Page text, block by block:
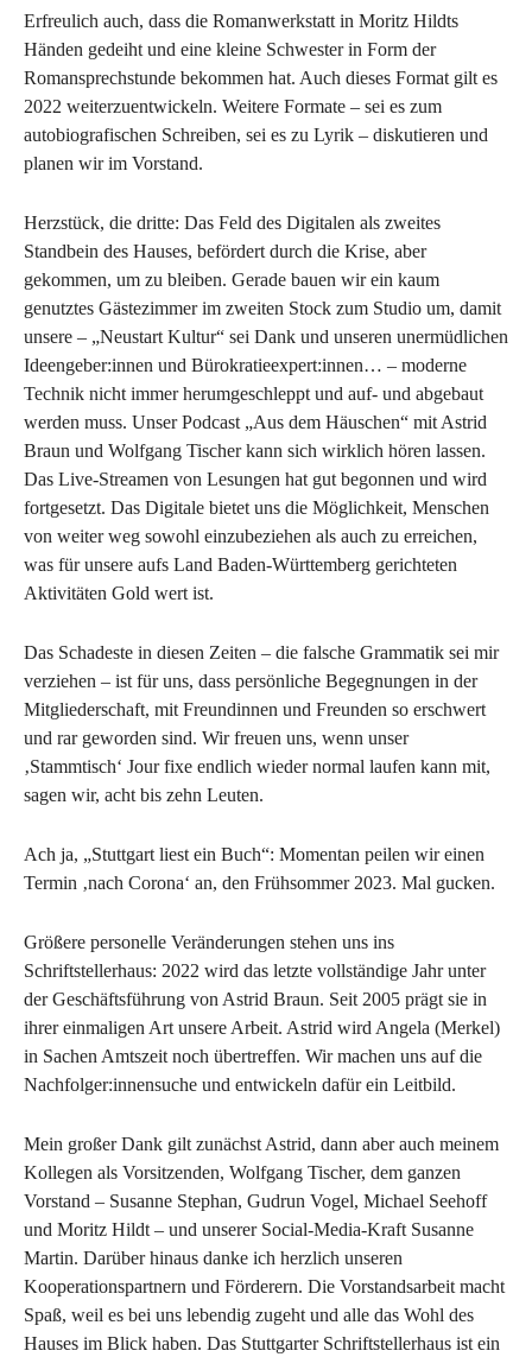
Erfreulich auch, dass die Romanwerkstatt in Moritz Hildts
Händen gedeiht und eine kleine Schwester in Form der
Romansprechstunde bekommen hat. Auch dieses Format gilt es
2022 weiterzuentwickeln. Weitere Formate – sei es zum
autobiografischen Schreiben, sei es zu Lyrik – diskutieren und
planen wir im Vorstand.
Herzstück, die dritte: Das Feld des Digitalen als zweites
Standbein des Hauses, befördert durch die Krise, aber
gekommen, um zu bleiben. Gerade bauen wir ein kaum
genutztes Gästezimmer im zweiten Stock zum Studio um, damit
unsere – „Neustart Kultur“ sei Dank und unseren unermüdlichen
Ideengeber:innen und Bürokratieexpert:innen… – moderne
Technik nicht immer herumgeschleppt und auf- und abgebaut
werden muss. Unser Podcast „Aus dem Häuschen“ mit Astrid
Braun und Wolfgang Tischer kann sich wirklich hören lassen.
Das Live-Streamen von Lesungen hat gut begonnen und wird
fortgesetzt. Das Digitale bietet uns die Möglichkeit, Menschen
von weiter weg sowohl einzubeziehen als auch zu erreichen,
was für unsere aufs Land Baden-Württemberg gerichteten
Aktivitäten Gold wert ist.
Das Schadeste in diesen Zeiten – die falsche Grammatik sei mir
verziehen – ist für uns, dass persönliche Begegnungen in der
Mitgliederschaft, mit Freundinnen und Freunden so erschwert
und rar geworden sind. Wir freuen uns, wenn unser
‚Stammtisch‘ Jour fixe endlich wieder normal laufen kann mit,
sagen wir, acht bis zehn Leuten.
Ach ja, „Stuttgart liest ein Buch“: Momentan peilen wir einen
Termin ‚nach Corona‘ an, den Frühsommer 2023. Mal gucken.
Größere personelle Veränderungen stehen uns ins
Schriftstellerhaus: 2022 wird das letzte vollständige Jahr unter
der Geschäftsführung von Astrid Braun. Seit 2005 prägt sie in
ihrer einmaligen Art unsere Arbeit. Astrid wird Angela (Merkel)
in Sachen Amtszeit noch übertreffen. Wir machen uns auf die
Nachfolger:innensuche und entwickeln dafür ein Leitbild.
Mein großer Dank gilt zunächst Astrid, dann aber auch meinem
Kollegen als Vorsitzenden, Wolfgang Tischer, dem ganzen
Vorstand – Susanne Stephan, Gudrun Vogel, Michael Seehoff
und Moritz Hildt – und unserer Social-Media-Kraft Susanne
Martin. Darüber hinaus danke ich herzlich unseren
Kooperationspartnern und Förderern. Die Vorstandsarbeit macht
Spaß, weil es bei uns lebendig zugeht und alle das Wohl des
Hauses im Blick haben. Das Stuttgarter Schriftstellerhaus ist ein